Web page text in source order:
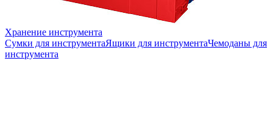
Хранение инструмента
Сумки для инструментаЯщики для инструментаЧемоданы для
инструмента